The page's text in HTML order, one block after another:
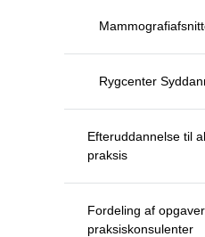
Rygcenter
Efteruddannelse til
praksis
Fordeling af
praksiskonsulenter